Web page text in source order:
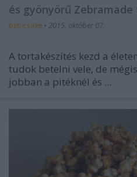
és gyönyörű
bebicsirke • 2015. október 07.
A tortakészítés kezd a
tudok betelni vele, de
jobban a pitéknél és ...